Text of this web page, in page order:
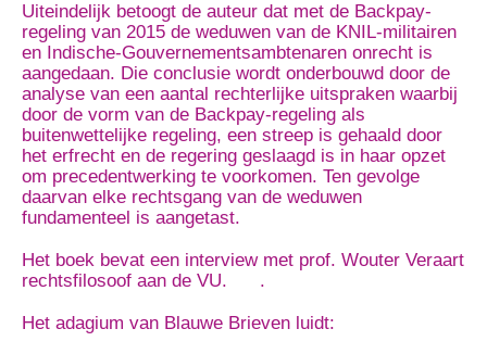
Uiteindelijk betoogt de auteur dat met de Backpay-
regeling van 2015 de weduwen van de KNIL-militairen
en Indische-Gouvernementsambtenaren onrecht is
aangedaan. Die conclusie wordt onderbouwd door de
analyse van een aantal rechterlijke uitspraken waarbij
door de vorm van de Backpay-regeling als
buitenwettelijke regeling, een streep is gehaald door
het erfrecht en de regering geslaagd is in haar opzet
om precedentwerking te voorkomen. Ten gevolge
daarvan elke rechtsgang van de weduwen
fundamenteel is aangetast.
Het boek bevat een interview met prof. Wouter Veraart
rechtsfilosoof aan de VU. .
Het adagium van Blauwe Brieven luidt: